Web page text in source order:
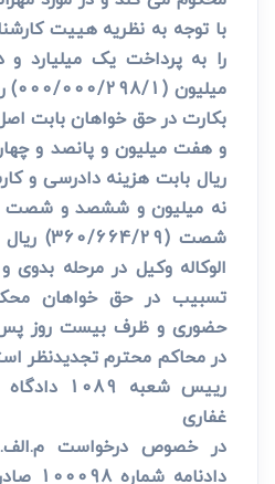
را به پرداخت یک
بکارت در حق خواهان بابت
ریال بابت هزینه دادرسی و
نه میلیون و ششصد و شصت
شصت
الوکاله وکیل در مرحله
تسبیب در حق خواهان
حضوری و ظرف بیست روز پس
در محاکم محترم تجدیدنظر
رییس
غفاری
در خصوص درخواست